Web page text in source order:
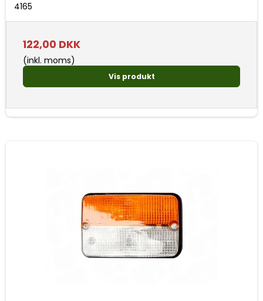
4165
122,00 DKK
(inkl. moms)
Vis produkt